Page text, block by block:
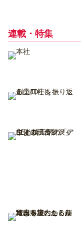
連載・特集